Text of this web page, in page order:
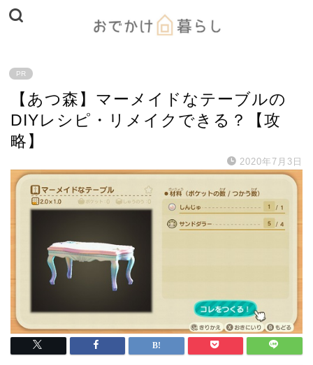
PR
【あつ森】マーメイドなテーブルの
DIYレシピ・リメイクできる？【攻
略】
2020年7月3日